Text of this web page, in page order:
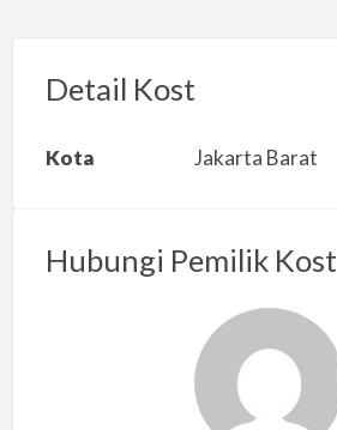
r
a
s
Detail Kost
Kota Jakarta Barat
Hubungi Pemilik Kost